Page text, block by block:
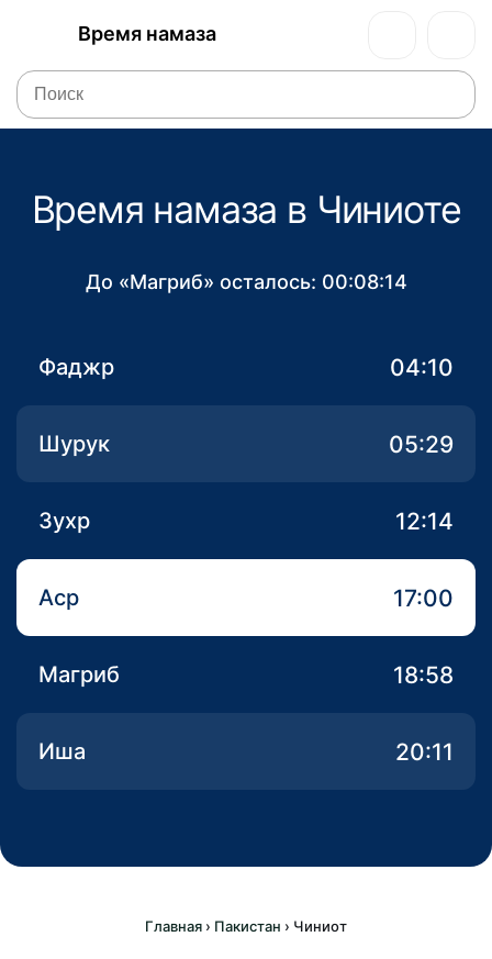
Время намаза
Время намаза в Чиниоте
До «Магриб» осталось: 00:08:14
Фаджр 04:10
Шурук 05:29
Зухр 12:14
Аср 17:00
Магриб 18:58
Иша 20:11
Главная › Пакистан › Чиниот